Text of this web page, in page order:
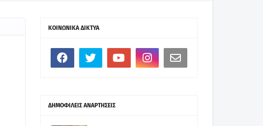
ΚΟΙΝΩΝΙΚΑ ΔΙΚΤΥΑ
ΔΗΜΟΦΙΛΕΙΣ ΑΝΑΡΤΗΣΕΙΣ